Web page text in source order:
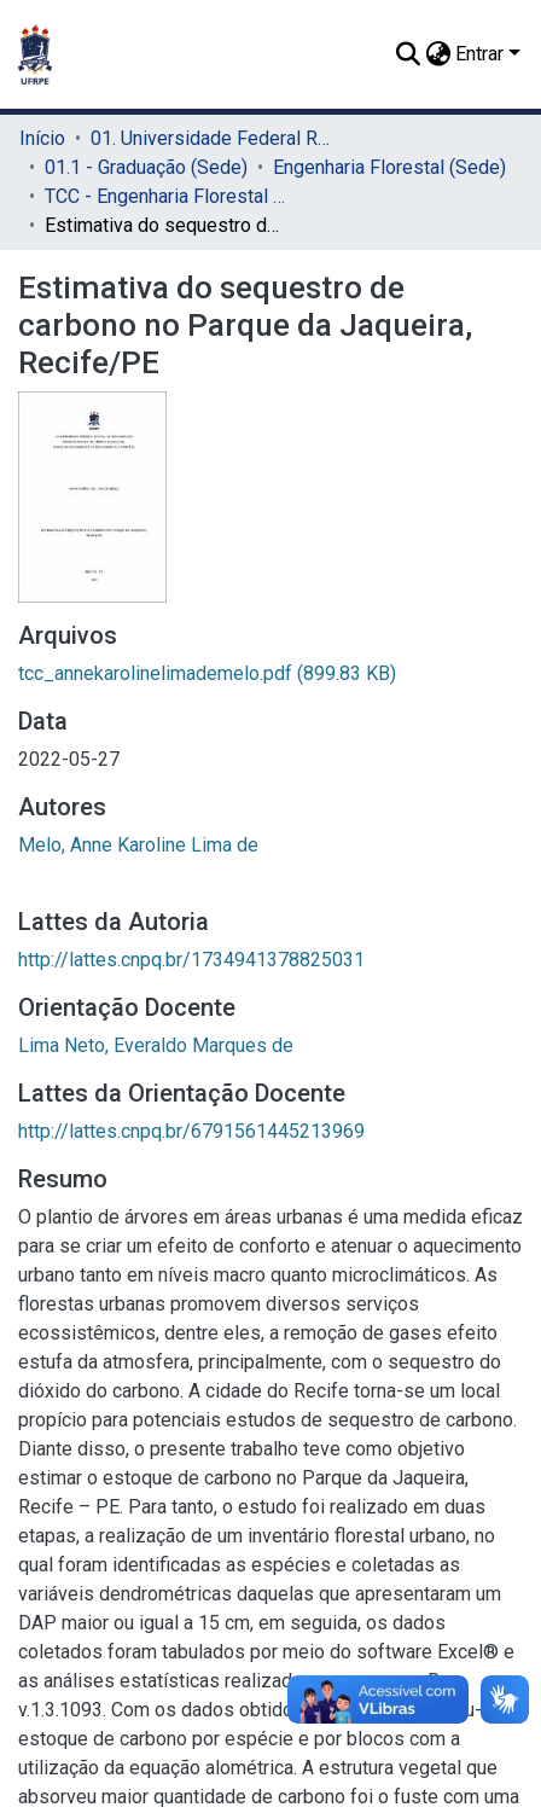
Entrar
Início
01. Universidade Federal Rural de Pernambuco - UFRPE (Sede)
01.1 - Graduação (Sede)
Engenharia Florestal (Sede)
TCC - Engenharia Florestal (Sede)
Estimativa do sequestro de carbono no Parque da Jaqueira, Recife/PE
Estimativa do sequestro de
carbono no Parque da Jaqueira,
Recife/PE
Arquivos
tcc_annekarolinelimademelo.pdf (899.83 KB)
Data
2022-05-27
Autores
Melo, Anne Karoline Lima de
Lattes da Autoria
http://lattes.cnpq.br/1734941378825031
Orientação Docente
Lima Neto, Everaldo Marques de
Lattes da Orientação Docente
http://lattes.cnpq.br/6791561445213969
Resumo
O plantio de árvores em áreas urbanas é uma medida eficaz
para se criar um efeito de conforto e atenuar o aquecimento
urbano tanto em níveis macro quanto microclimáticos. As
florestas urbanas promovem diversos serviços
ecossistêmicos, dentre eles, a remoção de gases efeito
estufa da atmosfera, principalmente, com o sequestro do
dióxido do carbono. A cidade do Recife torna-se um local
propício para potenciais estudos de sequestro de carbono.
Diante disso, o presente trabalho teve como objetivo
estimar o estoque de carbono no Parque da Jaqueira,
Recife – PE. Para tanto, o estudo foi realizado em duas
etapas, a realização de um inventário florestal urbano, no
qual foram identificadas as espécies e coletadas as
variáveis dendrométricas daquelas que apresentaram um
DAP maior ou igual a 15 cm, em seguida, os dados
coletados foram tabulados por meio do software Excel® e
as análises estatísticas realizadas no programa R.
v.1.3.1093. Com os dados obtidos em campo, estimou-se o
estoque de carbono por espécie e por blocos com a
utilização da equação alométrica. A estrutura vegetal que
absorveu maior quantidade de carbono foi o fuste com uma